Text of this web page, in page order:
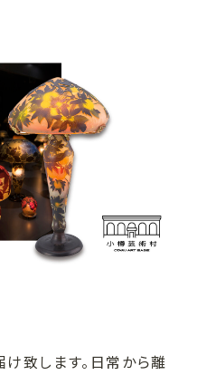
致します。日常から離